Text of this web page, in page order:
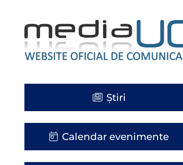
Știri
Calendar evenimente